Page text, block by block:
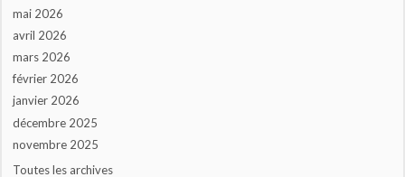
mai 2026
avril 2026
mars 2026
février 2026
janvier 2026
décembre 2025
novembre 2025
Toutes les archives